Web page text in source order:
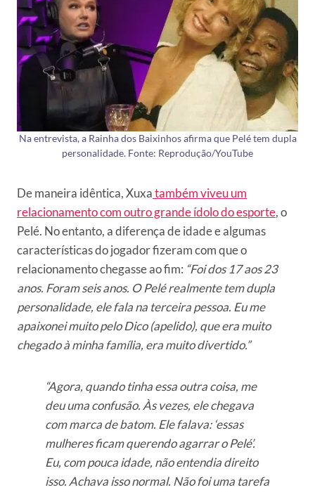
Na entrevista, a Rainha dos Baixinhos afirma que Pelé tem dupla
personalidade. Fonte: Reprodução/YouTube
De maneira idêntica, Xuxatambém viveu um
relacionamento com outro grande ídolo do esporte, o
Pelé. No entanto, a diferença de idade e algumas
características do jogador fizeram com que o
relacionamento chegasse ao fim: “Foi dos 17 aos 23
anos. Foram seis anos. O Pelé realmente tem dupla
personalidade, ele fala na terceira pessoa. Eu me
apaixonei muito pelo Dico (apelido), que era muito
chegado à minha família, era muito divertido.”
“Agora, quando tinha essa outra coisa, me
deu uma confusão. Às vezes, ele chegava
com marca de batom. Ele falava: ‘essas
mulheres ficam querendo agarrar o Pelé’.
Eu, com pouca idade, não entendia direito
isso. Achava isso normal. Não foi uma tarefa